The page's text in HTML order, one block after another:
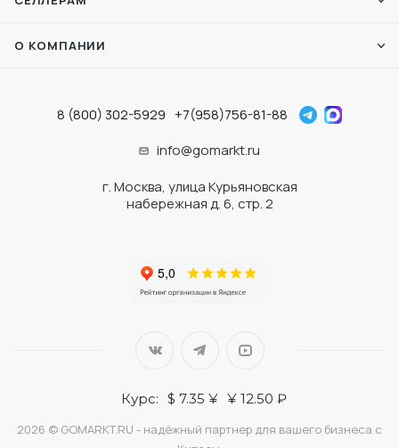
О КОМПАНИИ
8 (800) 302-5929 +7(958)756-81-88
info@gomarkt.ru
г. Москва, улица Курьяновская
набережная д. 6, стр. 2
Курс: $ 7.35 ¥ ¥ 12.50 ₽
2026 © GOMARKT.RU - надёжный партнер для вашего бизнеса с